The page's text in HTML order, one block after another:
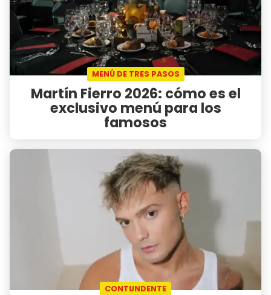
MENÚ DE TRES PASOS
Martín Fierro 2026: cómo es el
exclusivo menú para los
famosos
CONTUNDENTE